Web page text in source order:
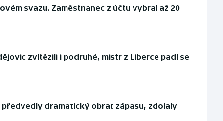
svazu. Zaměstnanec z účtu vybral až 20
zvítězili i podruhé, mistr z Liberce padl se
dramatický obrat zápasu, zdolaly